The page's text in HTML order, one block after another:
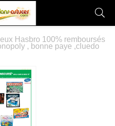
Hasbro 100% remboursés
, bonne paye ,cluedo